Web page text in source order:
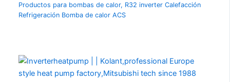
Productos para bombas de calor, R32 inverter Calefacción
Refrigeración Bomba de calor ACS